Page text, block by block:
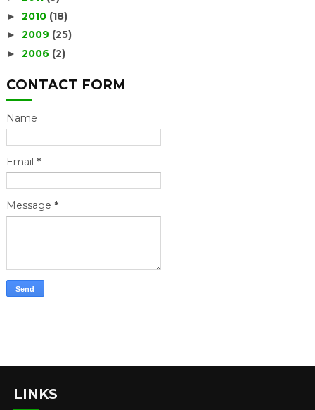
► 2010 (18)
► 2009 (25)
► 2006 (2)
CONTACT FORM
Name
Email *
Message *
LINKS